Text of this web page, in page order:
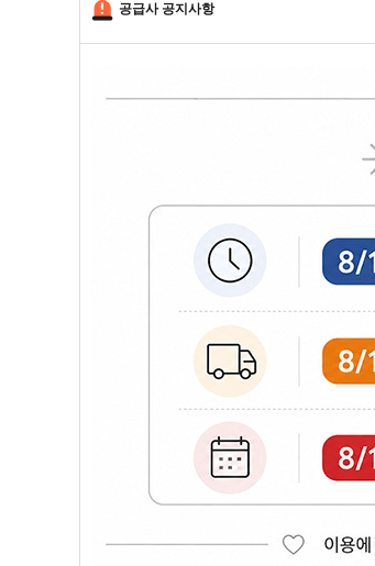
공급사 공지사항